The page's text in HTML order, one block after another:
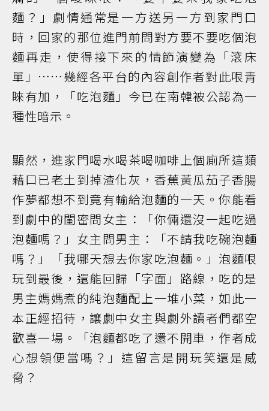
麵？」劇情通常是一方送另一方到家門口
時，回家的那位進門前問對方要不要吃個泡
麵再走，使得接下來的情節演變為「滾床
單」……幾經各平台的內容創作者對此哏青
睞有加，「吃泡麵」今已在南韓被公認為一
種性暗示。
顯然，進家門喝水喝茶喝咖啡上個廁所這類
藉口已老土到掉渣化灰，香蕉黃瓜茄子香腸
作夢都想不到竟有輸給泡麵的一天。你能看
到劇中的閨密問女主：「你倆還沒一起吃過
泡麵嗎？」女主問男主：「不請我吃碗泡麵
嗎？」「我哪天想去你家吃泡麵。」泡麵哏
玩到最後，還能回歸「字面」路線，吃的是
男主媽媽煮的純泡麵配上一堆小菜，如此一
本正經招待，讓劇中女主與劇外讀者們都空
歡喜一場。「泡麵都吃了還不開車，作者成
心想領便當嗎？」這留言是開玩笑還是威
脅？